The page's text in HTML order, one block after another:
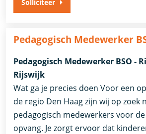
Solliciteer
Pedagogisch Medewerker
Pedagogisch Medewerker BSO -
Rijswijk
Wat ga je precies doen Voor een
de regio Den Haag zijn wij op zoek
pedagogisch medewerkers voor
opvang. Je zorgt ervoor dat